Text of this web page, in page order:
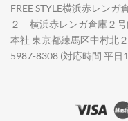
FREE STYLE横浜赤レン
２ 横浜赤レンガ倉庫２
本社 東京都練馬区中村北
5987-8308 (対応時間 平日